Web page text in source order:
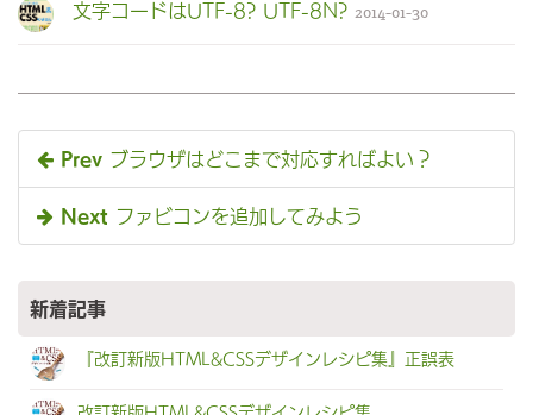
文字コードはUTF-8? UTF-8N? 2014-01-30
Prev ブラウザはどこまで対応すればよい？
Next ファビコンを追加してみよう
新着記事
『改訂新版HTML&CSSデザインレシピ集』正誤表